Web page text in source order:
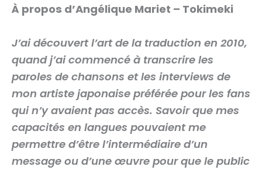
À propos d’Angélique Mariet – Tokimeki
J’ai découvert l’art de la traduction en 2010,
quand j’ai commencé à transcrire les
paroles de chansons et les interviews de
mon artiste japonaise préférée pour les fans
qui n’y avaient pas accès. Savoir que mes
capacités en langues pouvaient me
permettre d’être l’intermédiaire d’un
message ou d’une œuvre pour que le public